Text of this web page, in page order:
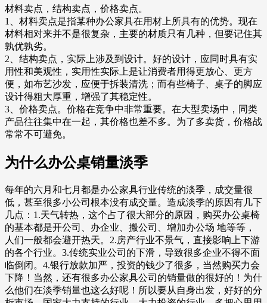
材料卖点，结构卖点，价格卖点。
1、材料卖点是指某种办公家具在用材上所具有的优势。现在
材料相对来并不是很复杂，主要的材质只有几种，但要记住其
孰优孰劣。
2、结构卖点，实际上涉及到设计。好的设计，应同时具有实
用性和美观性，实用性实际上是让消费者用得更放心、更方
便，如布艺沙发，应便于拆装清洗；而有些椅子、桌子的脚应
设计得粗大厚重，增强了其稳定性。
3、价格卖点。价格在竞争中非常重要。在大型卖场中，同类
产品往往集中在一起，其价格也差不多。为了多卖货，价格战
常常不可避免。
为什么办公桌销量淡季
每年的六月和七月都是办公家具行业传统的淡季，成交量很
低，甚至很多小公司根本没有成交量。造成淡季的原因有几下
几点：1.天气转热，这个占了很大部分的原因，购买办公桌椅
的基本都是开公司、办企业、搬公司、增加办公场 地等等，
人们一般都会避开热天。2.房产行业不景气，直接影响上下游
的各个行业。3.传统实业公司的下滑，导致很多企业不得不面
临倒闭。4.银行放款加严，投资的钱少了很多，当然购买力会
下降！当然，还有很多办公家具公司的销量做的很好的！为什
么他们在淡季销量也这么好呢！所以要从自身出发，好好的分